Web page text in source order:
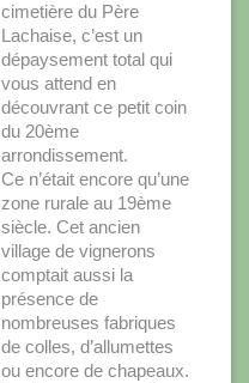
cimetière du Père
Lachaise, c’est un
dépaysement total qui
vous attend en
découvrant ce petit coin
du 20ème
arrondissement.
Ce n’était encore qu’une
zone rurale au 19ème
siècle. Cet ancien
village de vignerons
comptait aussi la
présence de
nombreuses fabriques
de colles, d’allumettes
ou encore de chapeaux.